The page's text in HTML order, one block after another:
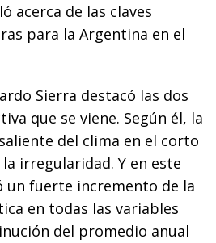
acerca de las claves
para la Argentina en el
Sierra destacó las dos
que se viene. Según él, la
del clima en el corto
irregularidad. Y en este
un fuerte incremento de la
en todas las variables
del promedio anual